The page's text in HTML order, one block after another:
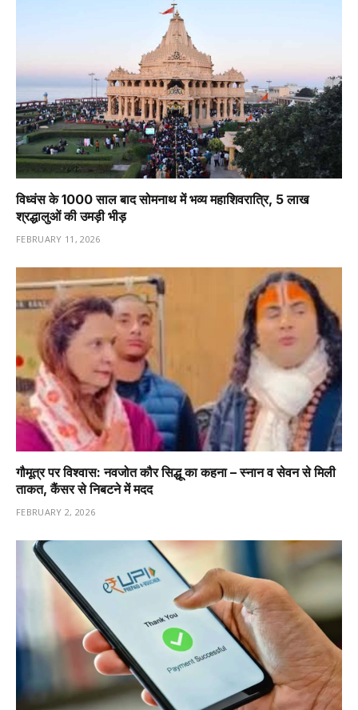
विध्वंस के 1000 साल बाद सोमनाथ में भव्य महाशिवरात्रि, 5 लाख
श्रद्धालुओं की उमड़ी भीड़
FEBRUARY 11, 2026
गौमूत्र पर विश्वास: नवजोत कौर सिद्धू का कहना – स्नान व सेवन से मिली
ताकत, कैंसर से निबटने में मदद
FEBRUARY 2, 2026